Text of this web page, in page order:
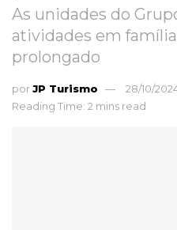
As unidades do
atividades em
prolongado
porJP Turismo
28/10/
Reading Time: 2 mins read